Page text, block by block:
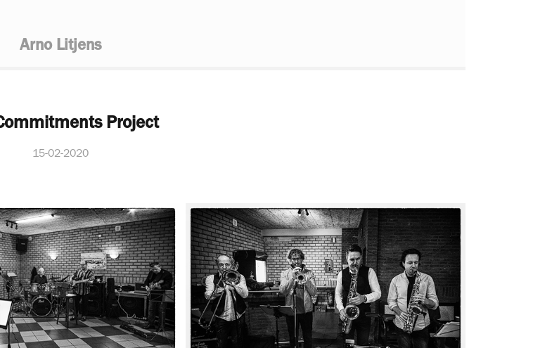
Arno Litjens
Project
15-02-2020